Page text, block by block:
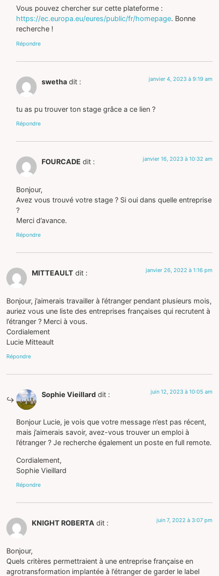
Vous pouvez chercher sur cette plateforme :
https://ec.europa.eu/eures/public/fr/homepage. Bonne
recherche !
Répondre
swetha dit : janvier 4, 2023 à 9:19 am
tu as pu trouver ton stage grâce a ce lien ?
Répondre
FOURCADE dit : janvier 16, 2023 à 10:32 am
Bonjour,
Avez vous trouvé votre stage ? Si oui dans quelle entreprise
?
Merci d’avance.
Répondre
MITTEAULT dit : janvier 26, 2022 à 1:16 pm
Bonjour, j’aimerais travailler à l’étranger pendant plusieurs mois,
auriez vous une liste des entreprises françaises qui recrutent à
l’étranger ? Merci à vous.
Cordialement
Lucie Mitteault
Répondre
Sophie Vieillard dit : juin 12, 2023 à 10:05 am
Bonjour Lucie, je vois que votre message n’est pas récent,
mais j’aimerais savoir, avez-vous trouver un emploi à
l’étranger ? Je recherche également un poste en full remote.
Cordialement,
Sophie Vieillard
Répondre
KNIGHT ROBERTA dit : juin 7, 2022 à 3:07 pm
Bonjour,
Quels critères permettraient à une entreprise française en
agrotransformation implantée à l’étranger de garder le label